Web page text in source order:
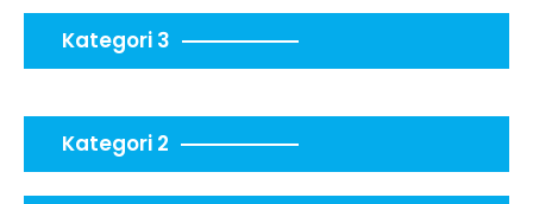
Kategori 3
Kategori 2